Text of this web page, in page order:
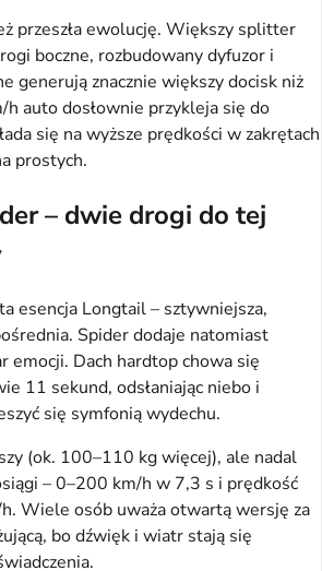
przeszła ewolucję. Większy splitter
boczne, rozbudowany dyfuzor i
generują znacznie większy docisk niż
auto dosłownie przykleja się do
się na wyższe prędkości w zakrętach
prostych.
– dwie drogi do tej
esencja Longtail – sztywniejsza,
Spider dodaje natomiast
emocji. Dach hardtop chowa się
11 sekund, odsłaniając niebo i
się symfonią wydechu.
(ok. 100–110 kg więcej), ale nadal
– 0–200 km/h w 7,3 s i prędkość
Wiele osób uważa otwartą wersję za
bo dźwięk i wiatr stają się